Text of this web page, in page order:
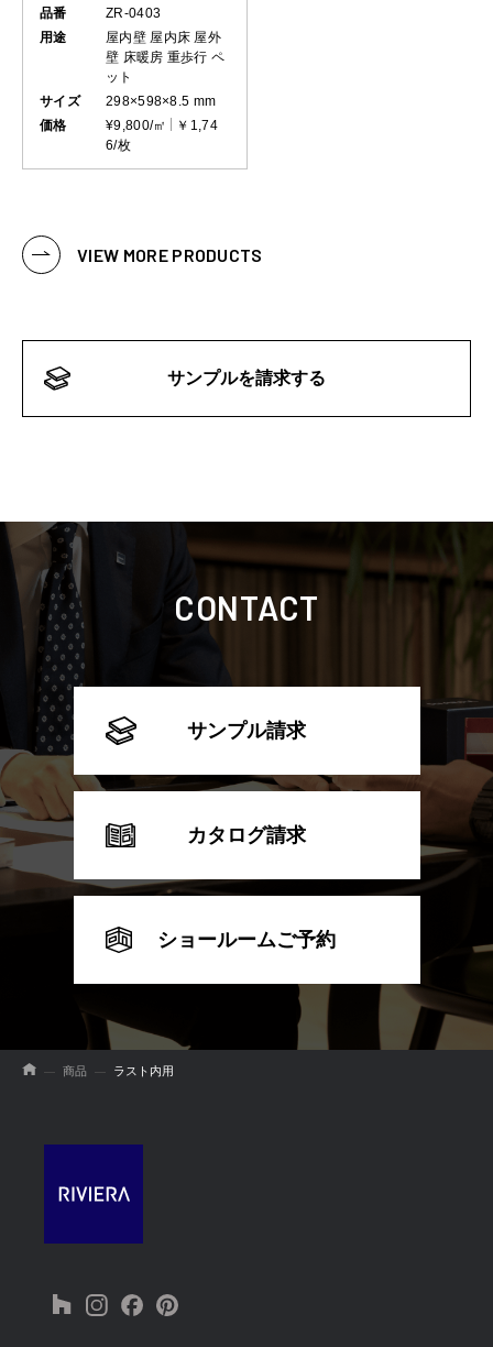
品番
ZR-0403
用途
屋内壁 屋内床 屋外
壁 床暖房 重歩行 ペ
ット
サイズ
298×598×8.5 mm
価格
¥9,800/㎡
￥1,74
6/枚
VIEW MORE PRODUCTS
サンプルを請求する
CONTACT
サンプル請求
カタログ請求
ショールームご予約
商品 ラスト内用